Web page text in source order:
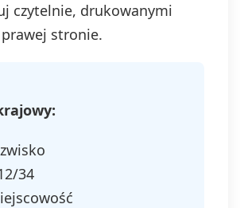
czytelnie, drukowanymi
stronie.
34